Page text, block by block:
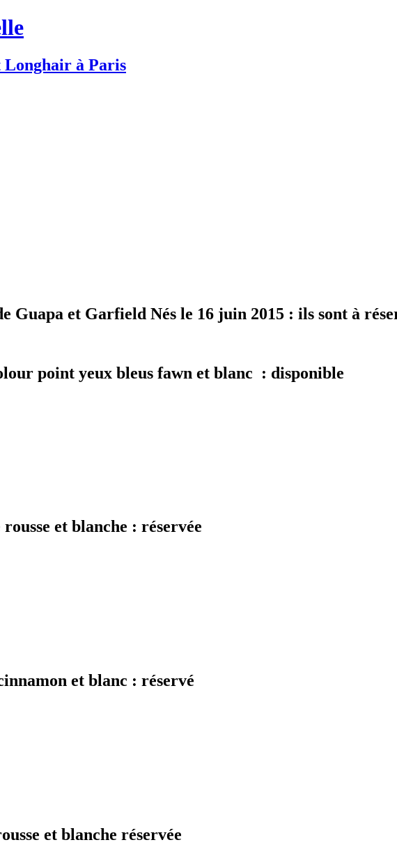
Longhair à Paris
Guapa et Garfield Nés le 16 juin 2015 : ils sont à
point yeux bleus fawn et blanc : disponible
et blanche : réservée
et blanc : réservé
et blanche réservée